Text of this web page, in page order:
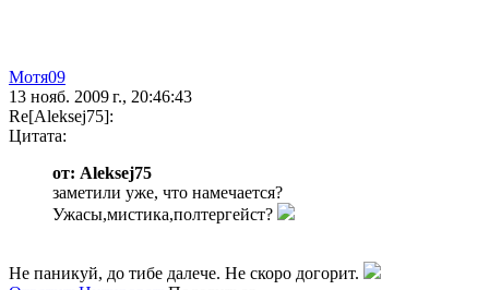
Мотя09
13 нояб. 2009 г., 20:46:43
Re[Aleksej75]:
Цитата:
от: Aleksej75
заметили уже, что намечается?
Ужасы,мистика,полтергейст?
Не паникуй, до тибе далече. Не скоро догорит.